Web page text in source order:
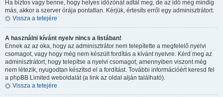
Ha biztos vagy benne, hogy helyes időzónát adtál meg, de az idő még mindig
más, akkor a szerver órája pontatlan. Kérjük, értesíts erről egy adminisztrátort.
Vissza a tetejére
A használni kívánt nyelv nincs a listában!
Ennek az az oka, hogy az adminisztrátor nem telepítette a megfelelő nyelvi
csomagot, vagy hogy még nem készült fordítás a kívánt nyelvre. Kérd meg az
adminisztrátort, hogy telepítse a nyelvi csomagot, amennyiben viszont még
nem létezik, nyugodtan készítsd el a fordítást. További információért keresd fel
a phpBB Limited weboldalát (a link az oldal alján található).
Vissza a tetejére